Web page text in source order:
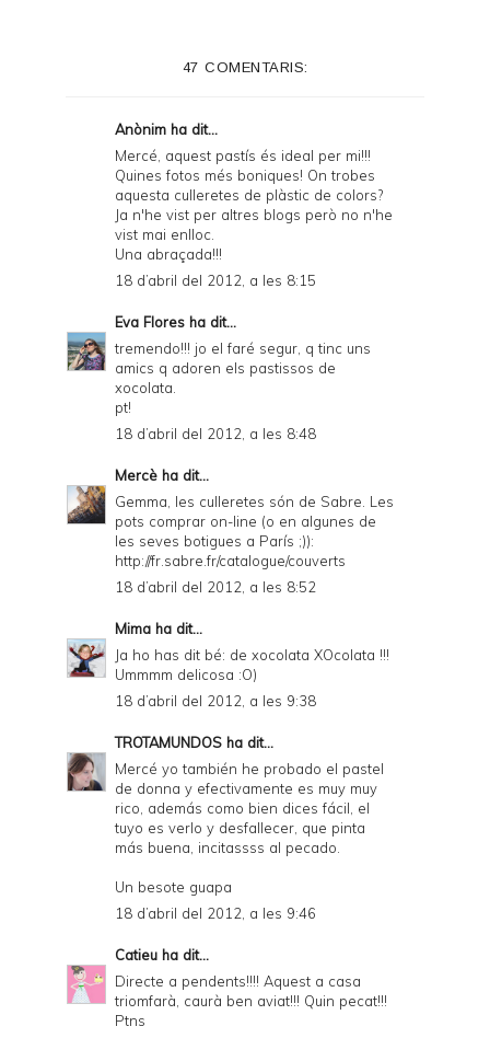
i
e
d
y
a
d
P
D
F
47 COMENTARIS:
Anònim ha dit...
Mercé, aquest pastís és ideal per mi!!!
Quines fotos més boniques! On trobes
aquesta culleretes de plàstic de colors?
Ja n'he vist per altres blogs però no n'he
vist mai enlloc.
Una abraçada!!!
18 d’abril del 2012, a les 8:15
Eva Flores ha dit...
tremendo!!! jo el faré segur, q tinc uns
amics q adoren els pastissos de
xocolata.
pt!
18 d’abril del 2012, a les 8:48
Mercè ha dit...
Gemma, les culleretes són de Sabre. Les
pots comprar on-line (o en algunes de
les seves botigues a París ;)):
http://fr.sabre.fr/catalogue/couverts
18 d’abril del 2012, a les 8:52
Mima ha dit...
Ja ho has dit bé: de xocolata XOcolata !!!
Ummmm delicosa :O)
18 d’abril del 2012, a les 9:38
TROTAMUNDOS ha dit...
Mercé yo también he probado el pastel
de donna y efectivamente es muy muy
rico, además como bien dices fácil, el
tuyo es verlo y desfallecer, que pinta
más buena, incitassss al pecado.
Un besote guapa
18 d’abril del 2012, a les 9:46
Catieu ha dit...
Directe a pendents!!!! Aquest a casa
triomfarà, caurà ben aviat!!! Quin pecat!!!
Ptns